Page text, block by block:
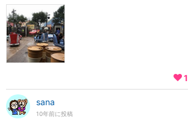
1
sana
10年前に投稿